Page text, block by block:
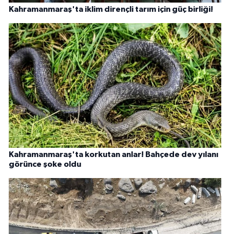
Kahramanmaraş'ta iklim dirençli tarım için güç birliği!
Kahramanmaraş'ta korkutan anlar! Bahçede dev yılanı
görünce şoke oldu